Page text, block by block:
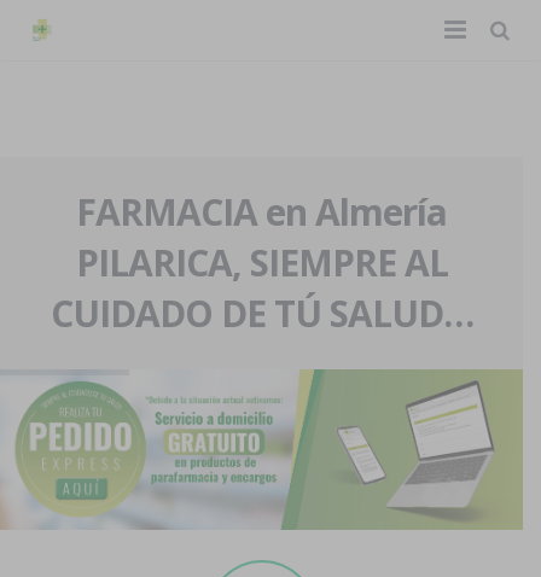
La farmacia
Nuestra historia
Nuestro equipo
Eventos
Servicios y reservas
Pedidos express
Blog
Contacto
Boletín
FARMACIA en Almería
PILARICA, SIEMPRE AL
CUIDADO DE TÚ SALUD…